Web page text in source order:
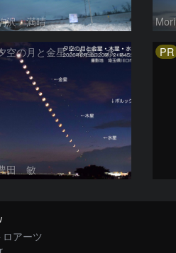
沢 満晴
夕空の月と金星・木星・水星の接近 2026/6/18
田 敏
PR
アーツ